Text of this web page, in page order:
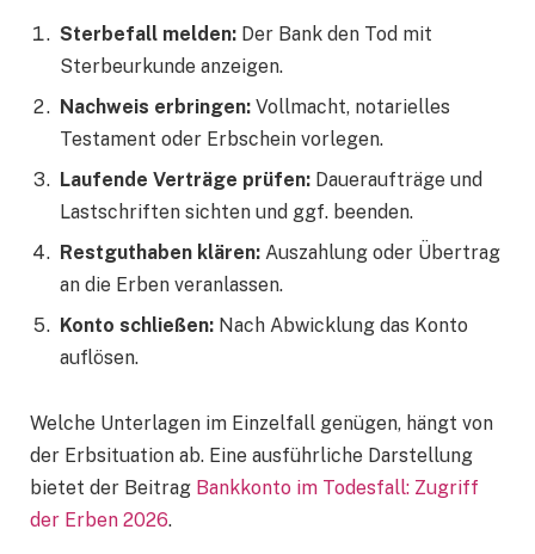
Sterbefall melden: Der Bank den Tod mit
Sterbeurkunde anzeigen.
Nachweis erbringen: Vollmacht, notarielles
Testament oder Erbschein vorlegen.
Laufende Verträge prüfen: Daueraufträge und
Lastschriften sichten und ggf. beenden.
Restguthaben klären: Auszahlung oder Übertrag
an die Erben veranlassen.
Konto schließen: Nach Abwicklung das Konto
auflösen.
Welche Unterlagen im Einzelfall genügen, hängt von
der Erbsituation ab. Eine ausführliche Darstellung
bietet der Beitrag Bankkonto im Todesfall: Zugriff
der Erben 2026.